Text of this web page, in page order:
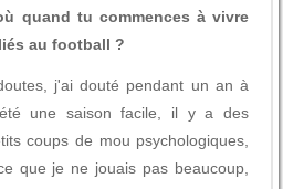
quand tu commences à vivre
au football ?
j'ai douté pendant un an à
une saison facile, il y a des
coups de mou psychologiques,
que je ne jouais pas beaucoup,